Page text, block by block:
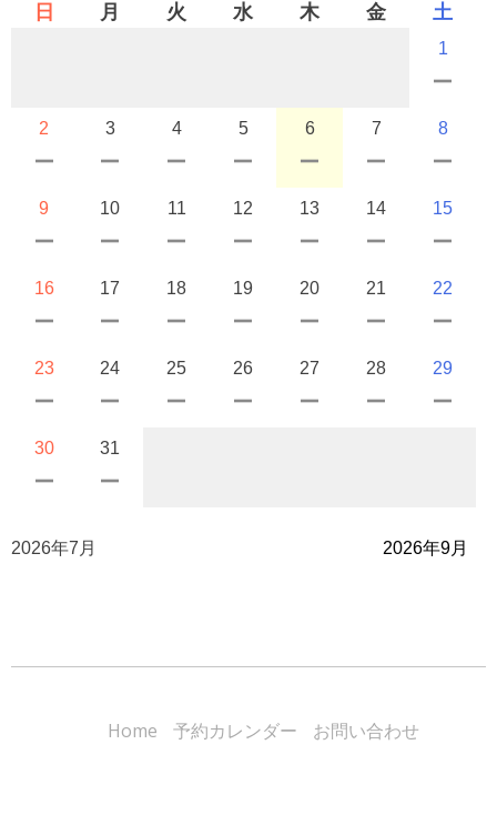
日
月 火 水 木 金 土
1
2 3 4 5 6 7 8
9 10 11 12 13 14 15
16 17 18 19 20 21 22
23 24 25 26 27 28 29
30 31
2026年7月 2026年9月
Home 予約カレンダー お問い合わせ